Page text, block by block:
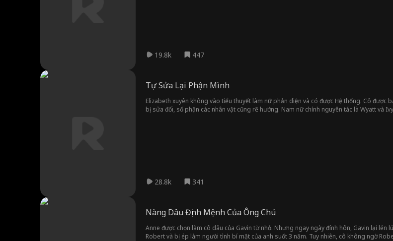
19.8k 447
Tự Sửa Lại Phận Mình
Elizabeth xuyên không vào tiểu thuyết làm nữ phản diện và có được Hệ thống. Cô
bị sửa đổi, số phận các nhân vật cũng rẽ hướng. Nam nữ chính nguyên tác là Wyatt và
28.8k 341
Nàng Dâu Định Mệnh Của Ông Chú
Anne được chọn làm cô dâu của Gavin từ nhỏ. Nhưng ngay ngày đính hôn, Gavin lại
Robert và bị ép làm người tình bí mật của anh suốt 3 năm. Tuy nhiên, cô không ngờ